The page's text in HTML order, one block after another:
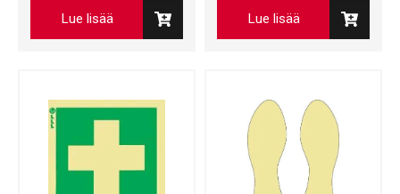
Lue lisää Lue lisää